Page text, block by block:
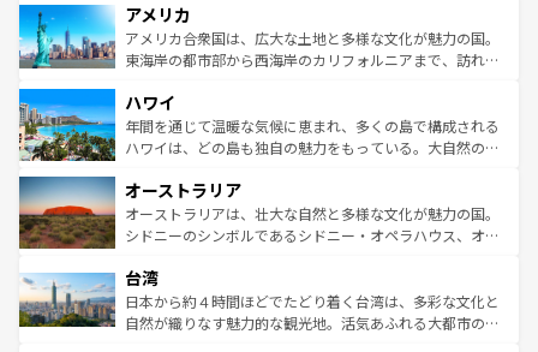
ンツ一覧を参照してほしい。
の建物がそのまま残る町や、スイスならではのユニークな
博物館もあり、アルプス観光だけでなく町歩きも満喫する
ことができる。国民の所得が高いため物価も高いが、旅行
ば市内交通費無料で観光を楽しむこともできる。 なお、新
着のスイス情報はコンテンツ一覧 を参照してほしい。
アメリカ
アメリカ合衆国は、広大な土地と多様な文化が魅力の国。
東海岸の都市部から西海岸のカリフォルニアまで、訪れる
のような巨大都市は、観光、ショッピング、エンターテイ
ンメントが詰まった刺激的なスポットだ。一方、アメリカ
西部には大自然が広がり、グランドキャニオンやイエロー
部のニューオーリンズでは、音楽と美食が融合した独特の
文化が魅力。旅行者はアメリカの各地域で異なる魅力を楽
しみながら、その多様性と豊かな歴史を感じることができ
ならではの贅沢な旅のスタイルだ。 なお、新着のアメリカ
情報はコンテンツ一覧を参照してほしい。
ハワイ
年間を通じて温暖な気候に恵まれ、多くの島で構成される
ハワイは、どの島も独自の魅力をもっている。大自然の神
ワイ島は見逃せない。また、定番の観光地といえばオアフ
島だが、静かな自然を求めるならマウイ島やカウアイ島が
おすすめ。エメラルドグリーンに輝く海をはじめ、豊かな
れるおもてなしの心で訪れる人々を迎えてくれるハワイの
人々、おいしいローカルフードやハワイアンミュージッ
ク、伝統的なフラダンスなど、すべてがハワイの魅力を彩
オーストラリア
オーストラリアは、壮大な自然と多様な文化が魅力の国。
シドニーのシンボルであるシドニー・オペラハウス、オー
リアリーフや大陸中央部にそびえるウルル（エアーズロッ
ク）、タスマニアの美しい原生林やケアンズの熱帯雨林な
ど、見どころがたくさん。また、カフェやワイン、オージ
台湾
日本から約４時間ほどでたどり着く台湾は、多彩な文化と
自然が織りなす魅力的な観光地。活気あふれる大都市の台